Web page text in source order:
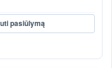
pasiūlymą